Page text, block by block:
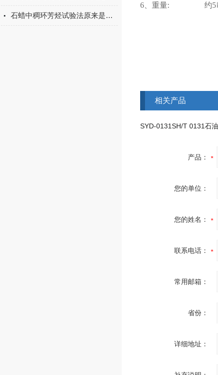
石蜡中稠环芳烃试验法原来是这样的
6、重量: 约5
相关产品
产品：
您的单位：
您的姓名：
联系电话：
常用邮箱：
省份：
详细地址：